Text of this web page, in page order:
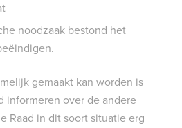
noodzaak bestond het
gemaakt kan worden is
informeren over de andere
Raad in dit soort situatie erg